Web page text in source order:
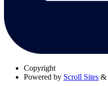
Copyright
Powered by Scroll Sites &